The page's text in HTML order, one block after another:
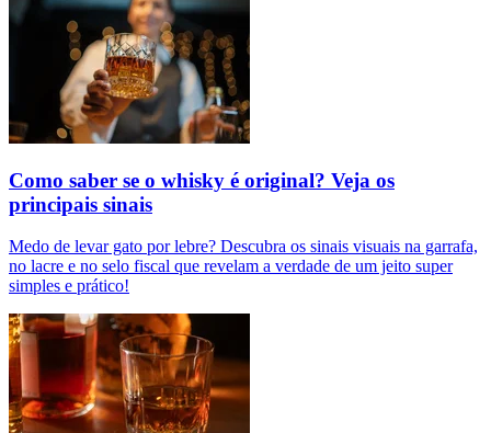
Como saber se o whisky é original? Veja os
principais sinais
Medo de levar gato por lebre? Descubra os sinais visuais na garrafa,
no lacre e no selo fiscal que revelam a verdade de um jeito super
simples e prático!